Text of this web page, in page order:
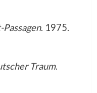
. 1975.
Traum.